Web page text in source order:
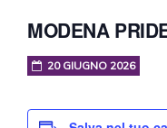
MODENA
20 GIUGNO 2026